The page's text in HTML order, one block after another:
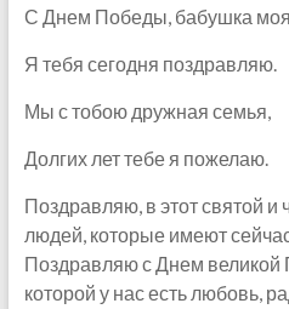
С Днем Победы, бабушка
Я тебя сегодня поздравляю.
Мы с тобою дружная семья,
Долгих лет тебе я пожелаю.
Поздравляю, в этот святой и
людей, которые имеют
Поздравляю с Днем великой
которой у нас есть любовь,